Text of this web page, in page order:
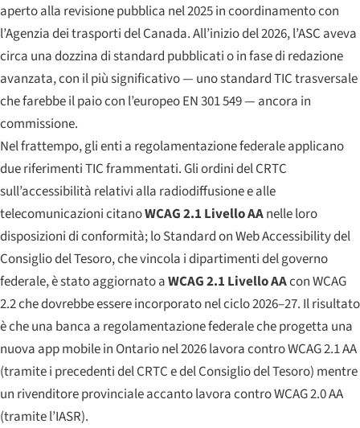
aperto alla revisione pubblica nel 2025 in coordinamento con
l’Agenzia dei trasporti del Canada. All’inizio del 2026, l’ASC aveva
circa una dozzina di standard pubblicati o in fase di redazione
avanzata, con il più significativo — uno standard TIC trasversale
che farebbe il paio con l’europeo EN 301 549 — ancora in
commissione.
Nel frattempo, gli enti a regolamentazione federale applicano
due riferimenti TIC frammentati. Gli ordini del CRTC
sull’accessibilità relativi alla radiodiffusione e alle
telecomunicazioni citanoWCAG 2.1 Livello AAnelle loro
disposizioni di conformità; loStandard on Web Accessibilitydel
Consiglio del Tesoro, che vincola i dipartimenti del governo
federale, è stato aggiornato aWCAG 2.1 Livello AAcon WCAG
2.2 che dovrebbe essere incorporato nel ciclo 2026–27. Il risultato
è che una banca a regolamentazione federale che progetta una
nuova app mobile in Ontario nel 2026 lavora contro WCAG 2.1 AA
(tramite i precedenti del CRTC e del Consiglio del Tesoro) mentre
un rivenditore provinciale accanto lavora contro WCAG 2.0 AA
(tramite l’IASR).